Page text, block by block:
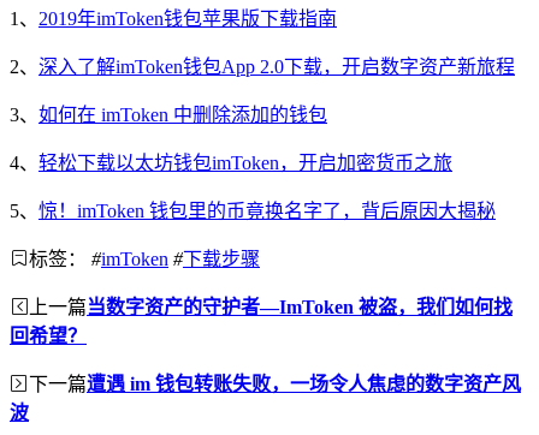
1、 2019年imToken钱包苹果版下载指南
2、 深入了解imToken钱包App 2.0下载，开启数字资产新旅程
3、 如何在 imToken 中删除添加的钱包
4、 轻松下载以太坊钱包imToken，开启加密货币之旅
5、 惊！imToken 钱包里的币竟换名字了，背后原因大揭秘
标签： #imToken #下载步骤
上一篇当数字资产的守护者—ImToken 被盗，我们如何找
回希望？
下一篇遭遇 im 钱包转账失败，一场令人焦虑的数字资产风
波